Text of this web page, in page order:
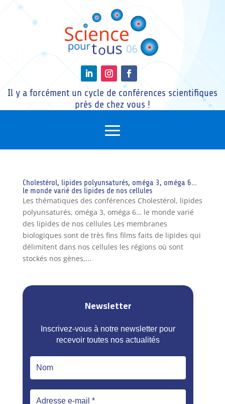
Il y a forcément un cycle de conférences scientifiques
près de chez vous !
Cholestérol, lipides polyunsaturés, oméga 3, oméga 6…
le monde varié des lipides de nos cellules
Les thématiques des conférences Cholestérol, lipides
polyunsaturés, oméga 3, oméga 6… le monde varié
des lipides de nos cellules Les membranes
biologiques sont de très fins films faits de lipides qui
délimitent dans nos cellules les régions où sont
stockés nos gènes,...
Newsletter
Inscrivez-vous à notre newsletter pour
recevoir toutes nos actualités